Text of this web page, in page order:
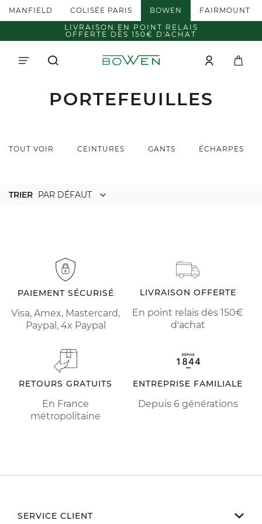
MANFIELD COLISÉE PARIS BOWEN
FAIRMOUNT
LIVRAISON EN POINT RELAIS
OFFERTE DÈS 150€ D'ACHAT
PORTEFEUILLES
TOUT VOIR CEINTURES GANTS ÉCHARPES
TRIER PAR DÉFAUT
PAIEMENT SÉCURISÉ
Visa, Amex, Mastercard,
Paypal, 4x Paypal
LIVRAISON OFFERTE
En point relais dès 150€
d'achat
RETOURS GRATUITS
En France
métropolitaine
ENTREPRISE FAMILIALE
Depuis 6 générations
SERVICE CLIENT